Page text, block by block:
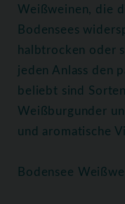
Weißweinen, die
Bodensees
halbtrocken oder
jeden Anlass den
beliebt sind
Weißburgunder
und aromatische
Bodensee